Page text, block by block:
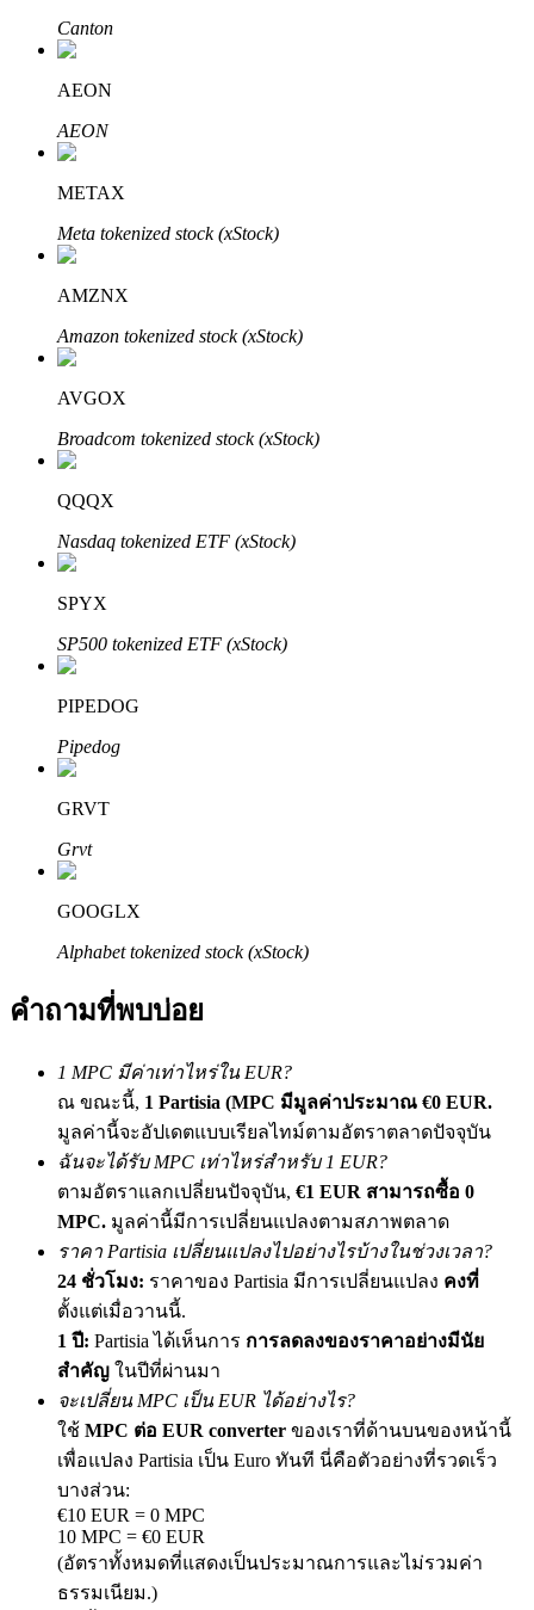
เรียนรู้ Staking
เรียนรู้เกี่ยวกับการสร้างรายได้แบบพาสซีฟ
Bitrue
พันธมิตร Bitrue
พันธมิตร Bitrue
เชิญเพื่อนเพื่อรับรางวัลเงินสด
BTC Welcome Rewards
BTC Welcome Rewards
Deposit & Trade BTC to Share 25000 USDT prize pool!
Deposit CASHCAT & Win
Canton
AEON
AEON
METAX
Meta tokenized stock (xStock)
AMZNX
Amazon tokenized stock (xStock)
AVGOX
Broadcom tokenized stock (xStock)
QQQX
Nasdaq tokenized ETF (xStock)
SPYX
SP500 tokenized ETF (xStock)
PIPEDOG
Pipedog
GRVT
Grvt
GOOGLX
Alphabet tokenized stock (xStock)
คำถามที่พบบ่อย
1 MPC มีค่าเท่าไหร่ใน EUR?
ณ ขณะนี้, 1 Partisia (MPC มีมูลค่าประมาณ €0 EUR.
มูลค่านี้จะอัปเดตแบบเรียลไทม์ตามอัตราตลาดปัจจุบัน
ฉันจะได้รับ MPC เท่าไหร่สำหรับ 1 EUR?
ตามอัตราแลกเปลี่ยนปัจจุบัน, €1 EUR สามารถซื้อ 0
MPC. มูลค่านี้มีการเปลี่ยนแปลงตามสภาพตลาด
ราคา Partisia เปลี่ยนแปลงไปอย่างไรบ้างในช่วงเวลา?
24 ชั่วโมง: ราคาของ Partisia มีการเปลี่ยนแปลง คงที่
ตั้งแต่เมื่อวานนี้.
1 ปี: Partisia ได้เห็นการ การลดลงของราคาอย่างมีนัย
สำคัญ ในปีที่ผ่านมา
จะเปลี่ยน MPC เป็น EUR ได้อย่างไร?
ใช้ MPC ต่อ EUR converter ของเราที่ด้านบนของหน้านี้
เพื่อแปลง Partisia เป็น Euro ทันที นี่คือตัวอย่างที่รวดเร็ว
บางส่วน:
€10 EUR = 0 MPC
10 MPC = €0 EUR
(อัตราทั้งหมดที่แสดงเป็นประมาณการและไม่รวมค่า
ธรรมเนียม.)